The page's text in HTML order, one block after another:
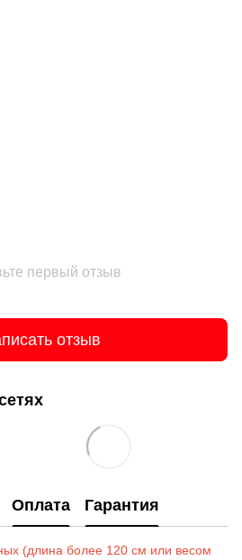
первый отзыв
отзыв
Оплата Гарантия
(длина более 120 см или весом